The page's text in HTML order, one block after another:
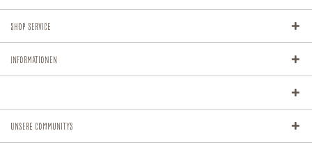
Shop Service
Informationen
Unsere Communitys